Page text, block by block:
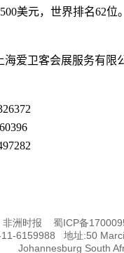
美元，世界排名62位。
海爱卫客会展服务有限
非洲时报 蜀ICP备
11-6159988 地址:50
Johannesburg South